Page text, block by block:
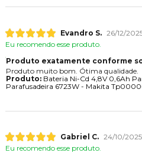
Evandro S. 26/12/
Eu recomendo esse produto.
Produto exatamente conforme
Produto muito bom. Ótima qualidade.
Produto:Bateria Ni-Cd 4,8V 0,6Ah
Parafusadeira 6723W - Makita
Gabriel C. 24/10/2025
Eu recomendo esse produto.